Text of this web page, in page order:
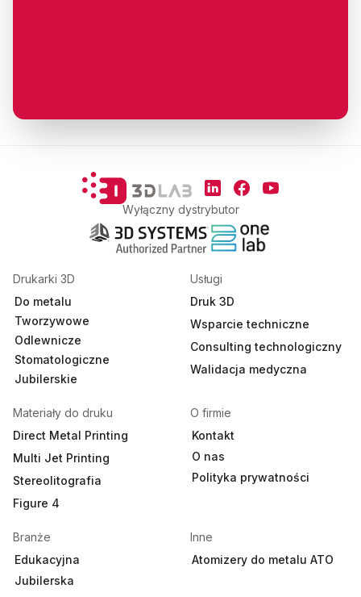
Social Media
LinkedinFacebookYouTube
Wyłączny dystrybutor
Drukarki 3D
Do metalu
Tworzywowe
Odlewnicze
Stomatologiczne
Jubilerskie
Branże
Edukacyjna
Jubilerska
Usługi
Druk 3D
Wsparcie techniczne
Consulting technologiczny
Walidacja medyczna
Materiały do druku
Direct Metal Printing
Multi Jet Printing
Stereolitografia
Figure 4
O firmie
Kontakt
O nas
Polityka prywatności
Inne
Atomizery do metalu ATO